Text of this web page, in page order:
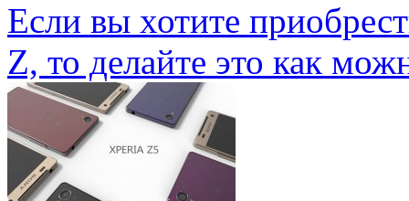
Если вы хотите
Z, то делайте это как